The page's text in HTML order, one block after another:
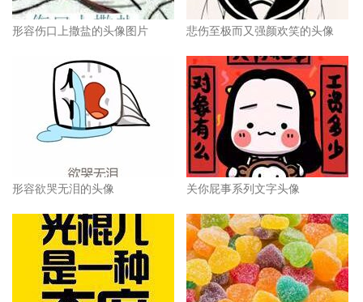
形容伤口上撒盐的头像图片 悲伤至极而又强颜欢笑的头像
形容欲哭无泪的头像 关你屁事系列文字头像